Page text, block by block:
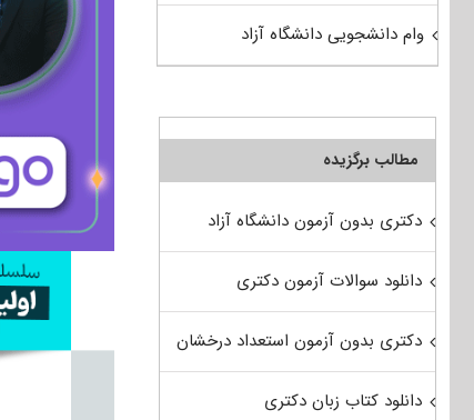
وام دانشجویی دانشگاه آزاد
مطالب برگزیده
دکتری بدون آزمون دانشگاه آزاد
دانلود سوالات آزمون دکتری
دکتری بدون آزمون استعداد درخشان
دانلود کتاب زبان دکتری